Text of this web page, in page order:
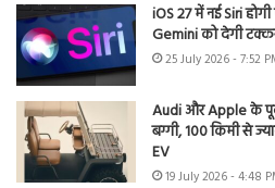
iOS 27 में नई Siri
Gemini को देगी
25 July 2026 - 7:52
Audi और Apple के पूर्व
बग्गी, 100 किमी से
EV
19 July 2026 - 4:48